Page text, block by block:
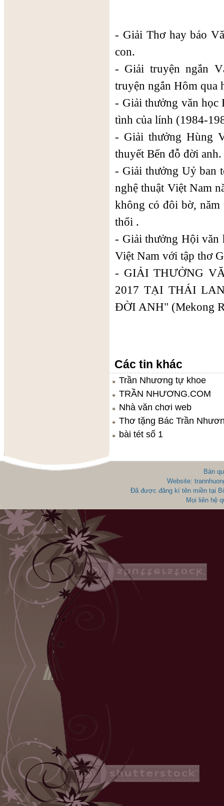
- Giải Thơ hay báo
con.
- Giải truyện ngắn
truyện ngắn Hôm qua
- Giải thưởng văn học
tình của lính (1984-
- Giải thưởng Hùng
thuyết Bến đỗ đời anh.
- Giải thưởng Uỷ ban
nghệ thuật Việt Nam
không có đôi bờ,
thổi .
- Giải thưởng Hội văn
Việt Nam với tập thơ
- GIẢI THƯỞNG
2017 TẠI THÁI
ĐỜI ANH" (Mekong
Các tin khác
Trần Nhương tự khoe
TRẦN NHƯƠNG.COM
Nhà văn chơi web
Thơ tặng Bác Trần
bài tét số 1
Bản
Website:
Đã được đăng kí tên miền tại
Mọi liên hệ